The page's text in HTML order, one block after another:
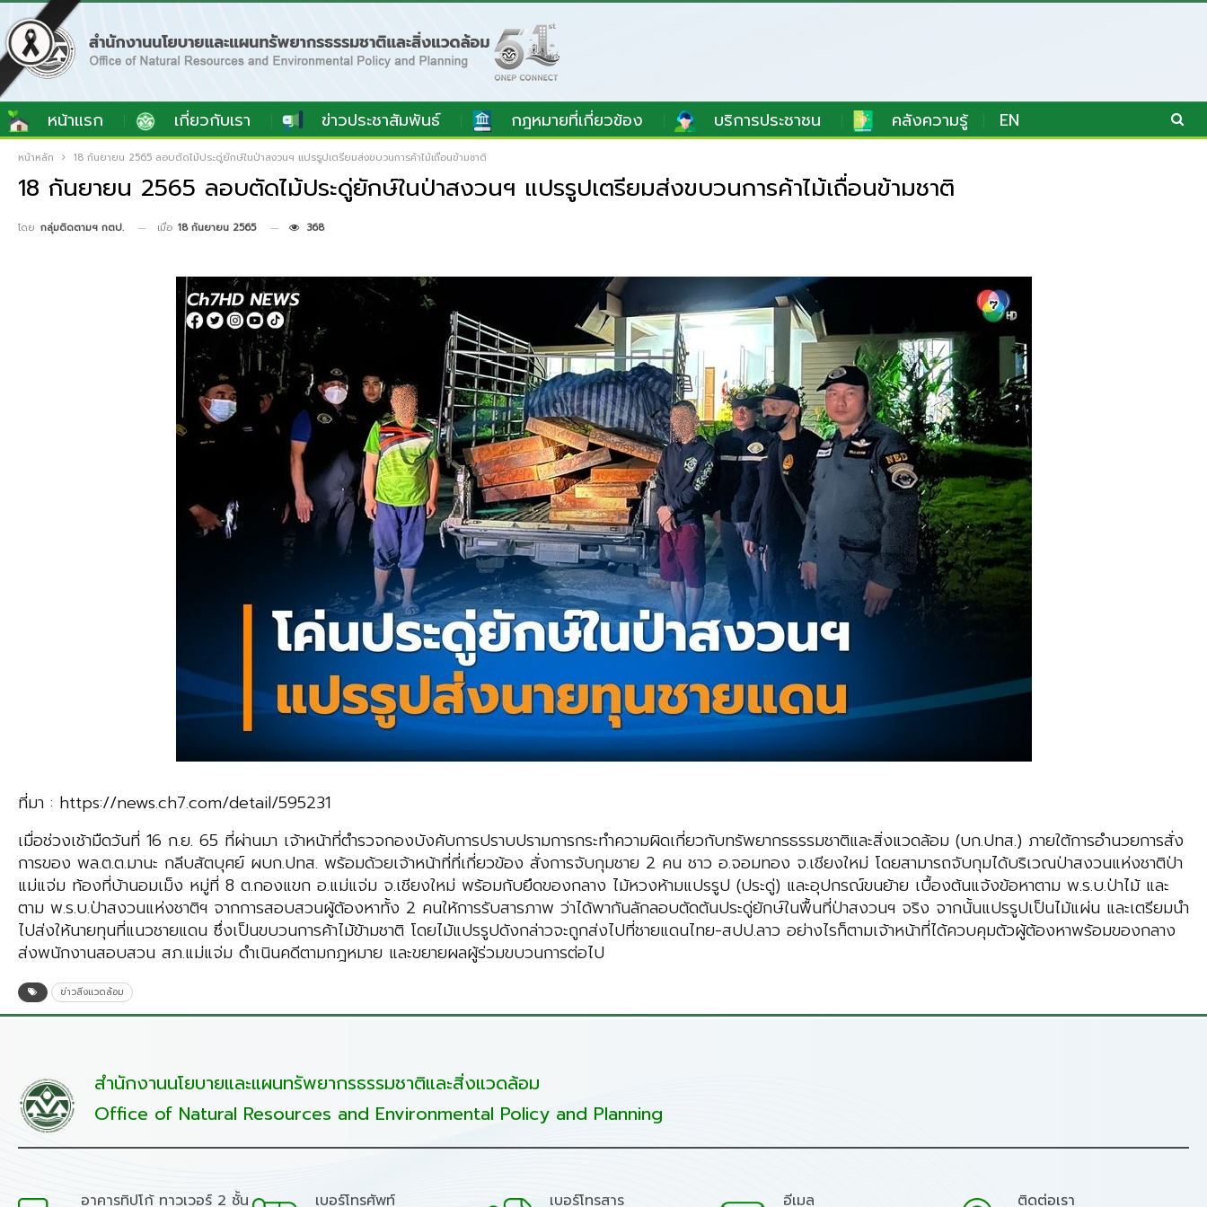
หน้าแรก เกี่ยวกับเรา ข่าวประชาสัมพันธ์ กฎหมายที่เกี่ยวข้อง บริการประชาชน คลังความรู้ EN
หน้าหลัก 18 กันยายน 2565 ลอบตัดไม้ประดู่ยักษ์ในป่าสงวนฯ แปรรูปเตรียมส่งขบวนการค้าไม้เถื่อนข้ามชาติ
18 กันยายน 2565 ลอบตัดไม้ประดู่ยักษ์ในป่าสงวนฯ แปรรูปเตรียมส่งขบวนการค้าไม้เถื่อนข้ามชาติ
โดย กลุ่มติดตามฯ กตป. เมื่อ 18 กันยายน 2565 368
ที่มา : https://news.ch7.com/detail/595231
เมื่อช่วงเช้ามืดวันที่ 16 ก.ย. 65 ที่ผ่านมา เจ้าหน้าที่ตำรวจกองบังคับการปราบปรามการกระทำความผิดเกี่ยวกับทรัพยากรธรรมชาติและสิ่งแวดล้อม (บก.ปทส.) ภายใต้การอำนวยการสั่ง
การของ พล.ต.ต.มานะ กลีบสัตบุศย์ ผบก.ปทส. พร้อมด้วยเจ้าหน้าที่ที่เกี่ยวข้อง สั่งการจับกุมชาย 2 คน ชาว อ.จอมทอง จ.เชียงใหม่ โดยสามารถจับกุมได้บริเวณป่าสงวนแห่งชาติป่า
แม่แจ่ม ท้องที่บ้านอมเม็ง หมู่ที่ 8 ต.กองแขก อ.แม่แจ่ม จ.เชียงใหม่ พร้อมกับยึดของกลาง ไม้หวงห้ามแปรรูป (ประดู่) และอุปกรณ์ขนย้าย เบื้องต้นแจ้งข้อหาตาม พ.ร.บ.ป่าไม้ และ
ตาม พ.ร.บ.ป่าสงวนแห่งชาติฯ จากการสอบสวนผู้ต้องหาทั้ง 2 คนให้การรับสารภาพ ว่าได้พากันลักลอบตัดต้นประดู่ยักษ์ในพื้นที่ป่าสงวนฯ จริง จากนั้นแปรรูปเป็นไม้แผ่น และเตรียมนำ
ไปส่งให้นายทุนที่แนวชายแดน ซึ่งเป็นขบวนการค้าไม้ข้ามชาติ โดยไม้แปรรูปดังกล่าวจะถูกส่งไปที่ชายแดนไทย-สปป.ลาว อย่างไรก็ตามเจ้าหน้าที่ได้ควบคุมตัวผู้ต้องหาพร้อมของกลาง
ส่งพนักงานสอบสวน สภ.แม่แจ่ม ดำเนินคดีตามกฎหมาย และขยายผลผู้ร่วมขบวนการต่อไป
ข่าวสิ่งแวดล้อม
สำนักงานนโยบายและแผนทรัพยากรธรรมชาติและสิ่งแวดล้อม
Office of Natural Resources and Environmental Policy and Planning
อาคารทิปโก้ ทาวเวอร์ 2 ชั้น เบอร์โทรศัพท์ เบอร์โทรสาร อีเมล ติดต่อเรา